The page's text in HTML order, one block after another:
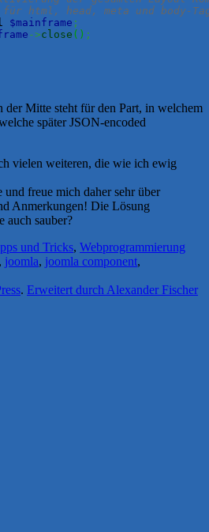
html, head, meta und body-
$mainframe ;
->close ( ) ;
der Mitte steht für den Part, in welchem
später JSON-encoded
vielen weiteren, die wie ich ewig
freue mich daher sehr über
Anmerkungen! Die Lösung
auch sauber?
und Tricks, Webprogrammierung
, joomla, joomla component,
. Erweitert durch Alexander Fischer